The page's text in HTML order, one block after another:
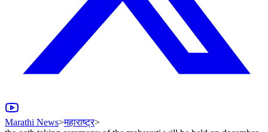
Marathi News>महाराष्ट्र>